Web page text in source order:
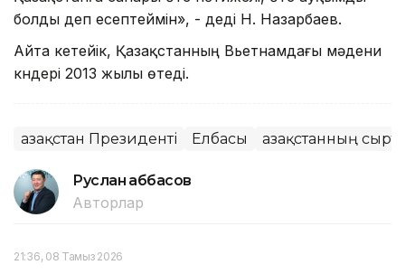
болды деп есептеймін», - деді Н. Назарбаев.
Айта кетейік, Қазақстанның Вьетнамдағы мәдени
күндері 2013 жылы өтеді.
Қазақстан Президенті Елбасы Қазақстанның
Руслан Ғаббасов
Авторлар
21:36, 08 Тамыз 2026